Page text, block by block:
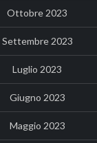
Ottobre 2023
Settembre 2023
Luglio 2023
Giugno 2023
Maggio 2023